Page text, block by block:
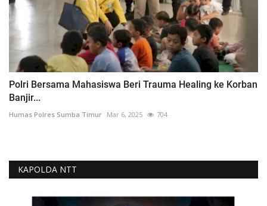
Polri Bersama Mahasiswa Beri Trauma Healing ke Korban
Banjir...
Humas Polres Sumba Timur Mar 6, 2025 704
KAPOLDA NTT